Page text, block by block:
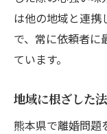
は他の地域と連携
で、常に依頼者に
ています。
地域に根ざした
熊本県で離婚問題